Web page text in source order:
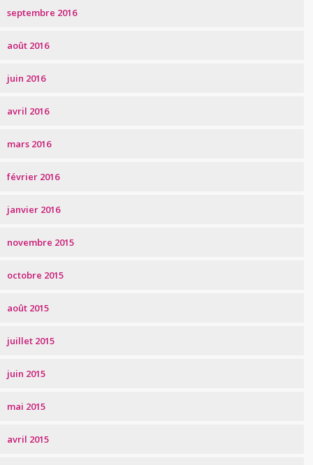
septembre 2016
août 2016
juin 2016
avril 2016
mars 2016
février 2016
janvier 2016
novembre 2015
octobre 2015
août 2015
juillet 2015
juin 2015
mai 2015
avril 2015